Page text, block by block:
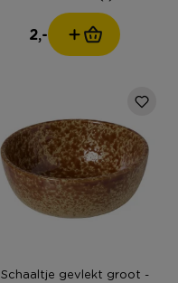
2,-
Schaaltje gevlekt groot -